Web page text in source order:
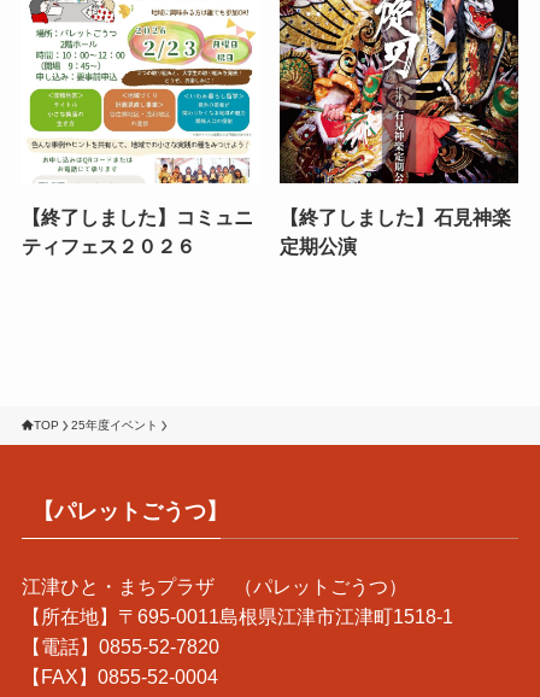
【終了しました】コミュニ
ティフェス２０２６
【終了しました】石見神楽
定期公演
TOP 25年度イベント
【パレットごうつ】
江津ひと・まちプラザ （パレットごうつ）
【所在地】〒695-0011島根県江津市江津町1518-1
【電話】0855-52-7820
【FAX】0855-52-0004